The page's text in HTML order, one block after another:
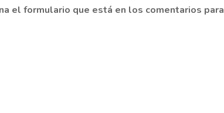
el formulario que está en los comentarios para